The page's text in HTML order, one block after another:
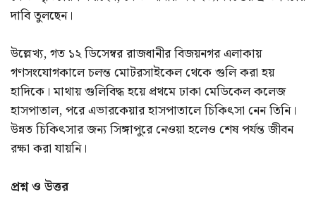
দাবি তুলছেন।
উল্লেখ্য, গত ১২ ডিসেম্বর রাজধানীর বিজয়নগর এলাকায়
গণসংযোগকালে চলন্ত মোটরসাইকেল থেকে গুলি করা হয়
হাদিকে। মাথায় গুলিবিদ্ধ হয়ে প্রথমে ঢাকা মেডিকেল কলেজ
হাসপাতাল, পরে এভারকেয়ার হাসপাতালে চিকিৎসা নেন তিনি।
উন্নত চিকিৎসার জন্য সিঙ্গাপুরে নেওয়া হলেও শেষ পর্যন্ত জীবন
রক্ষা করা যায়নি।
প্রশ্ন ও উত্তর